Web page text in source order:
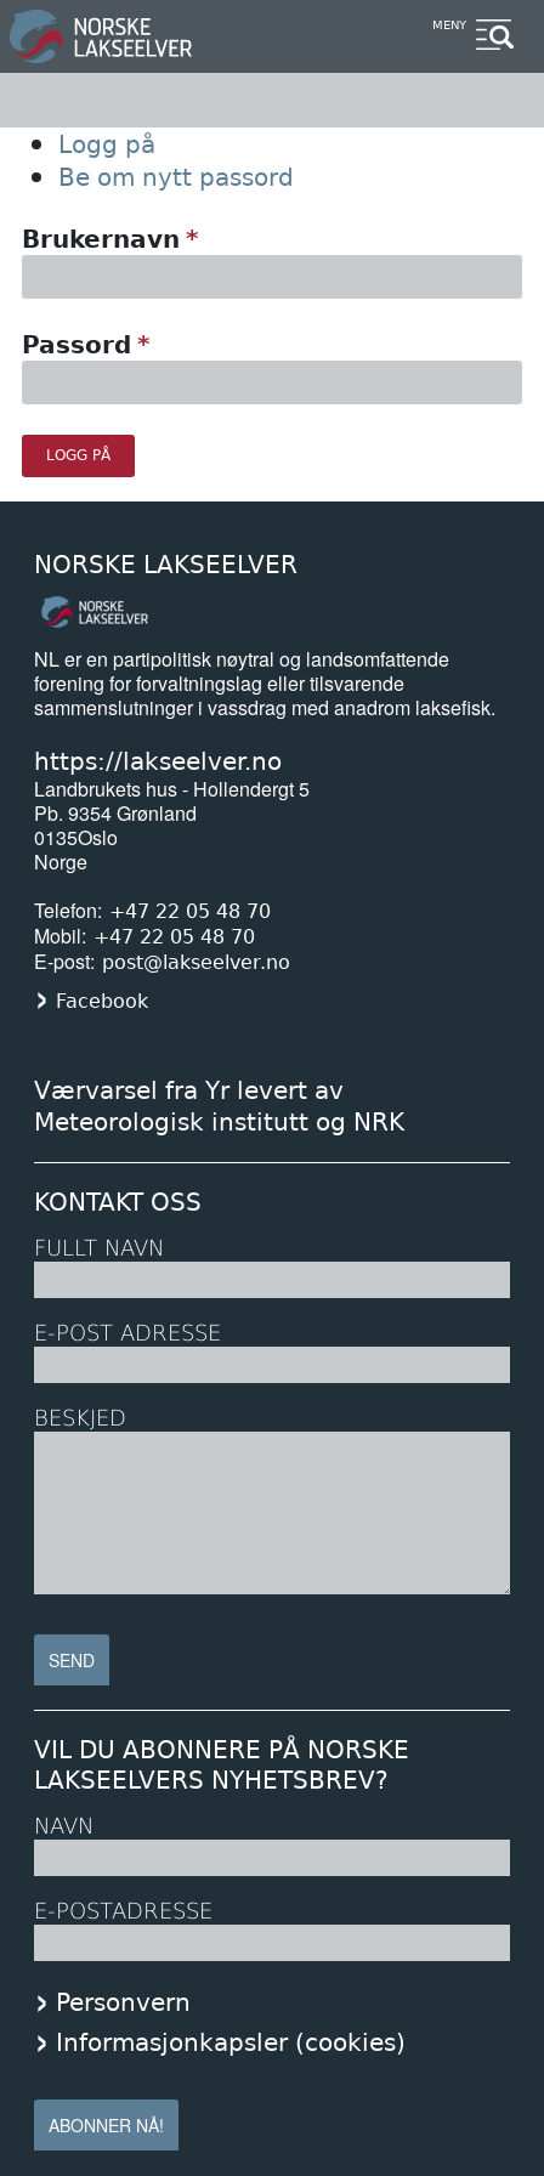
Hopp
til
hovedinnhold
MENY
Primary
tabs
Logg på
Be om nytt passord
Brukernavn
Passord
NORSKE LAKSEELVER
NL er en partipolitisk nøytral og landsomfattende
forening for forvaltningslag eller tilsvarende
sammenslutninger i vassdrag med anadrom laksefisk.
https://lakseelver.no
Landbrukets hus - Hollendergt 5
Pb. 9354 Grønland
0135Oslo
Norge
Telefon
+47 22 05 48 70
Mobil +47 22 05 48 70
E-post post@lakseelver.no
Facebook
Værvarsel fra Yr levert av
Meteorologisk institutt og NRK
KONTAKT OSS
FULLT NAVN
E-POST ADRESSE
BESKJED
VIL DU ABONNERE PÅ NORSKE
LAKSEELVERS NYHETSBREV?
NAVN
E-POSTADRESSE
Personvern
Informasjonkapsler (cookies)